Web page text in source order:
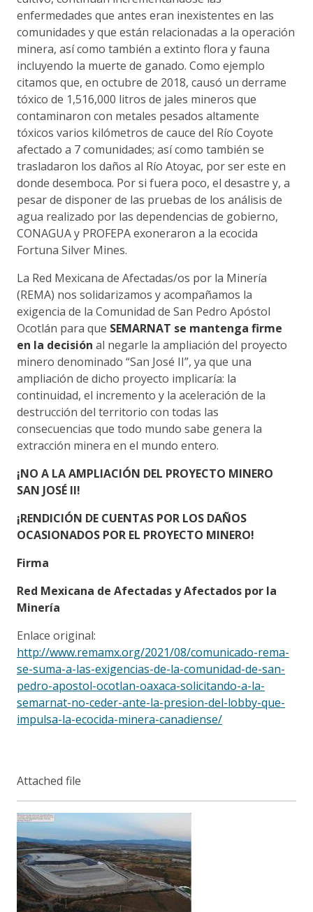
enfermedades que antes eran inexistentes en las
comunidades y que están relacionadas a la operación
minera, así como también a extinto flora y fauna
incluyendo la muerte de ganado. Como ejemplo
citamos que, en octubre de 2018, causó un derrame
tóxico de 1,516,000 litros de jales mineros que
contaminaron con metales pesados altamente
tóxicos varios kilómetros de cauce del Río Coyote
afectado a 7 comunidades; así como también se
trasladaron los daños al Río Atoyac, por ser este en
donde desemboca. Por si fuera poco, el desastre y, a
pesar de disponer de las pruebas de los análisis de
agua realizado por las dependencias de gobierno,
CONAGUA y PROFEPA exoneraron a la ecocida
Fortuna Silver Mines.
La Red Mexicana de Afectadas/os por la Minería
(REMA) nos solidarizamos y acompañamos la
exigencia de la Comunidad de San Pedro Apóstol
Ocotlán para que SEMARNAT se mantenga firme
en la decisión al negarle la ampliación del proyecto
minero denominado “San José II”, ya que una
ampliación de dicho proyecto implicaría: la
continuidad, el incremento y la aceleración de la
destrucción del territorio con todas las
consecuencias que todo mundo sabe genera la
extracción minera en el mundo entero.
¡NO A LA AMPLIACIÓN DEL PROYECTO MINERO
SAN JOSÉ II!
¡RENDICIÓN DE CUENTAS POR LOS DAÑOS
OCASIONADOS POR EL PROYECTO MINERO!
Firma
Red Mexicana de Afectadas y Afectados por la
Minería
Enlace original:
http://www.remamx.org/2021/08/comunicado-rema-
se-suma-a-las-exigencias-de-la-comunidad-de-san-
pedro-apostol-ocotlan-oaxaca-solicitando-a-la-
semarnat-no-ceder-ante-la-presion-del-lobby-que-
impulsa-la-ecocida-minera-canadiense/
Attached file